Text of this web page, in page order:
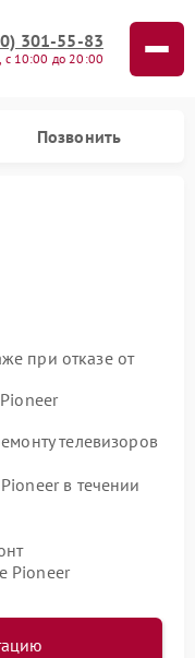
301-55-83
с 10:00 до 20:00
Позвонить
при отказе от
телевизоров
в течении
Pioneer